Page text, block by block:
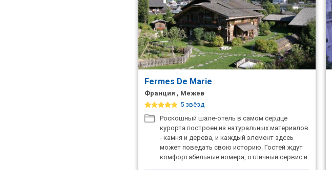
Fermes De Marie
Франция , Межев
5 звёзд
Роскошный шале-отель в самом сердце
курорта построен из натуральных материалов
- камня и дерева, и каждый элемент здсеь
может поведать свою историю. Гостей ждут
комфортабельные номера, отличный сервис и